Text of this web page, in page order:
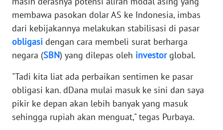
membawa pasokan dolar AS ke Indonesia, imbas
dari kebijakannya melakukan stabilisasi di pasar
obligasi dengan cara membeli surat berharga
negara (SBN) yang dilepas oleh investorglobal.
"Tadi kita liat ada perbaikan sentimen ke pasar
obligasi kan. dDana mulai masuk ke sini dan saya
pikir ke depan akan lebih banyak yang masuk
sehingga rupiah akan menguat," tegas Purbaya.
News
Regional
WN
SUMUT
WN